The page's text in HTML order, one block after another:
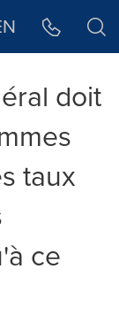
doit
taux
ce